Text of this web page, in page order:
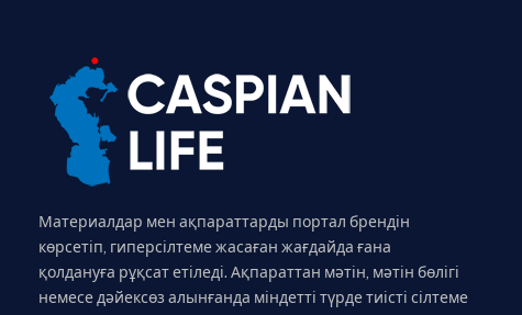
Материалдар мен ақпараттарды портал брендін
көрсетіп, гиперсілтеме жасаған жағдайда ғана
қолдануға рұқсат етіледі. Ақпараттан мәтін, мәтін бөлігі
немесе дәйексөз алынғанда міндетті түрде тиісті сілтеме